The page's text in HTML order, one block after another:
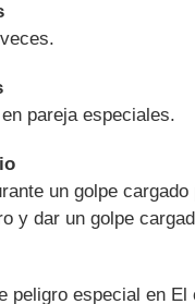
pareja especiales.
un golpe
y dar un golpe
peligro especial en El